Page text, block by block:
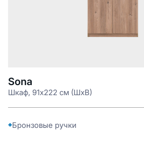
Sona
Шкаф, 91x222 см (ШxВ)
Бронзовые ручки